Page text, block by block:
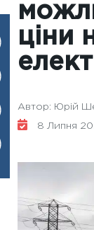
ціни
Автор: Юрій
8 Липня